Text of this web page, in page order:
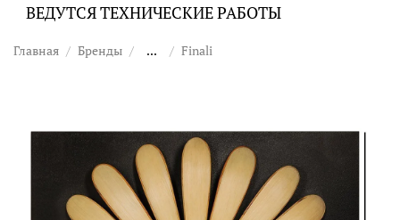
ВЕДУТСЯ ТЕХНИЧЕСКИЕ РАБОТЫ
Главная Бренды ... Finali